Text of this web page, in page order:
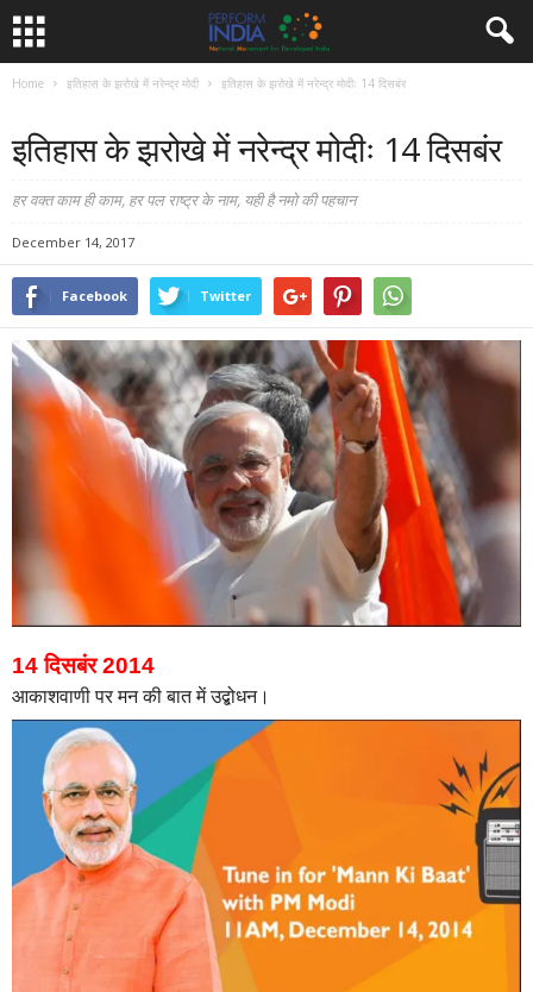
Home इतिहास के झरोखे में नरेन्द्र मोदी इतिहास के झरोखे में नरेन्द्र मोदीः 14 दिसबंर
इतिहास के झरोखे में नरेन्द्र मोदीः 14 दिसबंर
हर वक्त काम ही काम, हर पल राष्ट्र के नाम, यही है नमो की पहचान
December 14, 2017
Facebook Twitter
14 दिसबंर 2014
आकाशवाणी पर मन की बात में उद्बोधन।